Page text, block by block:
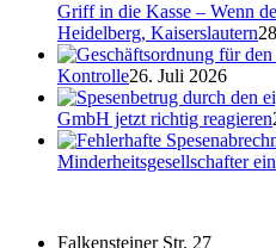
Griff in die Kasse – Wenn
Heidelberg, Kaiserslautern
Kontrolle26. Juli 2026
GmbH jetzt richtig reagieren
Minderheitsgesellschafter
Falkensteiner Str. 27